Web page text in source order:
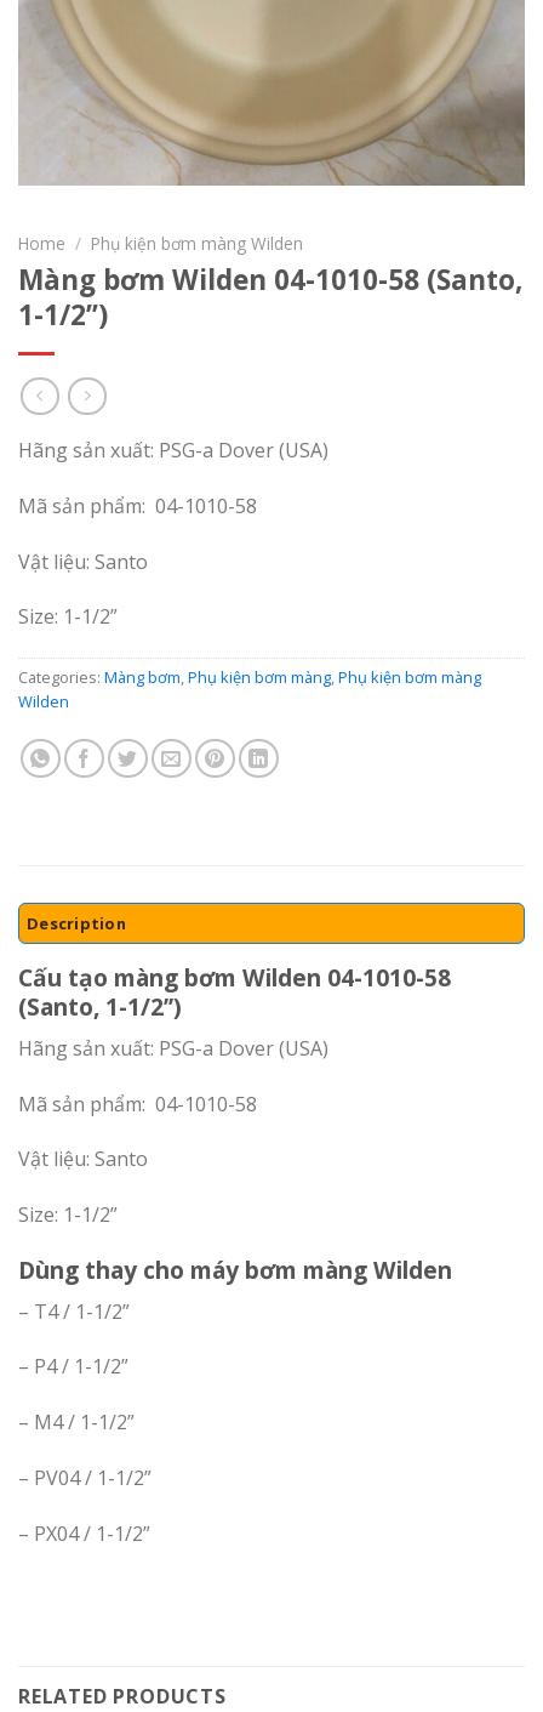
Home / Phụ kiện bơm màng Wilden
Màng bơm Wilden 04-1010-58 (Santo,
1-1/2’’)
Hãng sản xuất: PSG-a Dover (USA)
Mã sản phẩm: 04-1010-58
Vật liệu: Santo
Size: 1-1/2”
Categories: Màng bơm,Phụ kiện bơm màng,Phụ kiện bơm màng
Wilden
Description
Cấu tạo màng bơm Wilden 04-1010-58
(Santo, 1-1/2’’)
Hãng sản xuất: PSG-a Dover (USA)
Mã sản phẩm: 04-1010-58
Vật liệu: Santo
Size: 1-1/2”
Dùng thay cho máy bơm màng Wilden
– T4 / 1-1/2”
– P4 / 1-1/2”
– M4 / 1-1/2”
– PV04 / 1-1/2”
– PX04 / 1-1/2”
RELATED PRODUCTS